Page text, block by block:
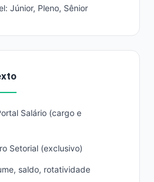
Júnior, Pleno, Sênior
Salário (cargo e
Setorial (exclusivo)
saldo, rotatividade